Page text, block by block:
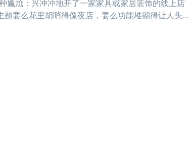
尴尬：兴冲冲地开了一家家具或家居装饰的线上店
要么花里胡哨得像夜店，要么功能堆砌得让人头